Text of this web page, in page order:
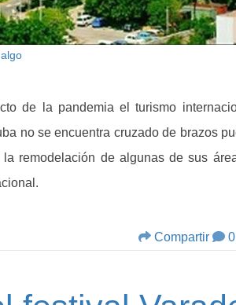
de la pandemia el turismo
no se encuentra cruzado de brazos
remodelación de algunas de sus
Compartir